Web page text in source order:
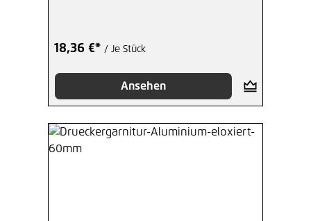
18,36 €* / Je Stück
Ansehen